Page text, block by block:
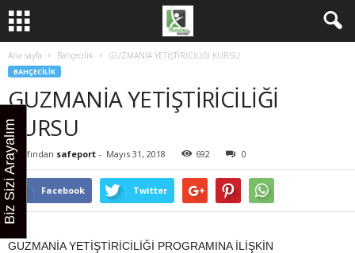
Ana sayfa Bahçecilik GUZMANİA YETİŞTİRİCİLİĞİ KURSU
BAHÇECILIK
GUZMANİA YETİŞTİRİCİLİĞİ
KURSU
Tarafından safeport - Mayıs 31, 2018 692 0
Facebook Twitter
GUZMANİA YETİŞTİRİCİLİĞİ PROGRAMINA İLİŞKİN
Biz Sizi Arayalım